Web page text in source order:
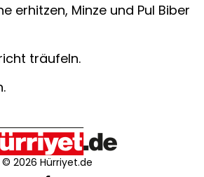
erhitzen, Minze und Pul Biber
träufeln.
© 2026 Hürriyet.de